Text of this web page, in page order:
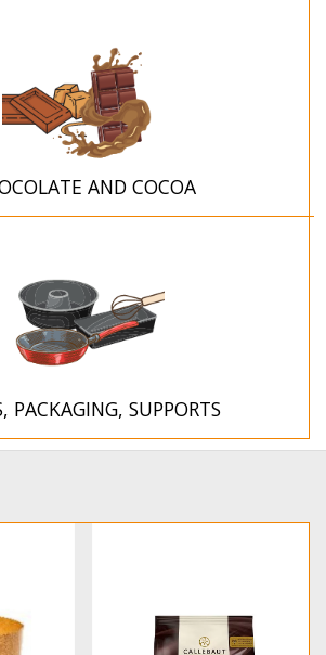
AND COCOA
PACKAGING, SUPPORTS